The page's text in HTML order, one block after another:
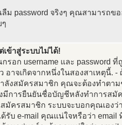
ม password จริงๆ คุณสามารถข
ข้าสู่ระบบไม่ได้!
อก username และ password ที่
าจเกิดจากหนึ่งในสองสาเหตุนี้.
งสมัครสมาชิก คุณจะต้องทำตา
มีการยืนยันชื่อบัญชีหลังทำการสมั
สมัครสมาชิก ระบบจะบอกคุณเอ
รับ e-mail คุณแน่ใจหรือว่า